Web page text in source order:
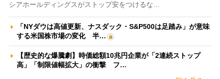
シアホールディングスがストップ安をつけるな…
「NYダウは高値更新、ナスダック・S&P500は足踏み」が意味
する米国株市場の変化 半…
【歴史的な爆騰劇】時価総額10兆円企業が「2連続ストップ
高」「制限値幅拡大」の衝撃 フ…